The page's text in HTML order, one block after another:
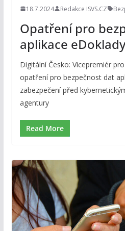
18.7.2024 Redakce ISVS.CZ
Opatření pro
aplikace eDoklady
Digitální Česko: Vicepremiér
opatření pro bezpečnost dat
zabezpečení před
agentury
Read More